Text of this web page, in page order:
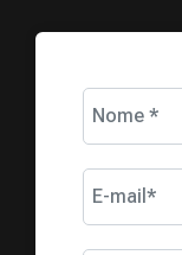
Nome *
E-mail*